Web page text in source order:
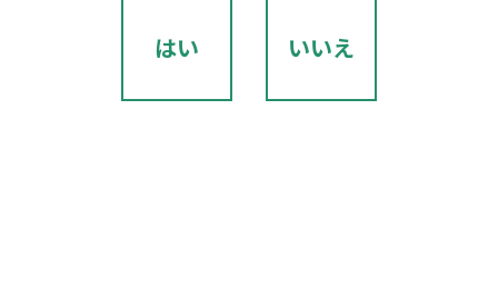
はい いいえ